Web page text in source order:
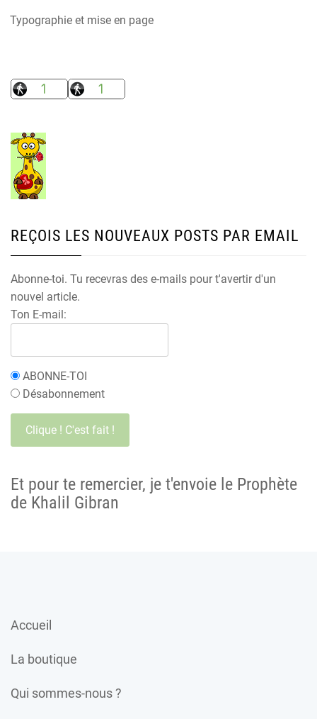
Typographie et mise en page
REÇOIS LES NOUVEAUX POSTS PAR EMAIL
Abonne-toi. Tu recevras des e-mails pour t'avertir d'un
nouvel article.
Ton E-mail:
ABONNE-TOI
Désabonnement
Et pour te remercier, je t'envoie le Prophète
de Khalil Gibran
Accueil
La boutique
Qui sommes-nous ?